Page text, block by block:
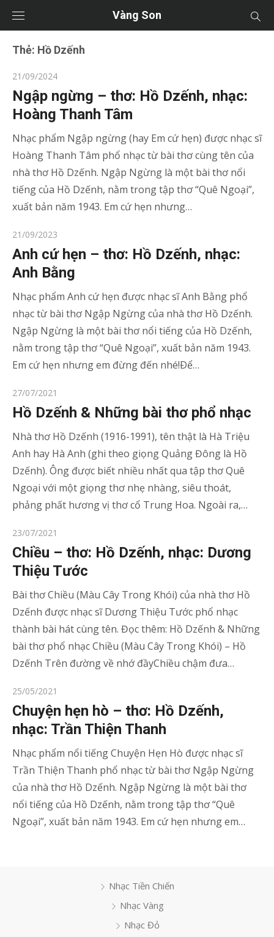
Vàng Son
Thẻ: Hồ Dzếnh
Posted
on
21/09/2024
Ngập ngừng – thơ: Hồ Dzếnh, nhạc:
Hoàng Thanh Tâm
Nhạc phẩm Ngập ngừng (hay Em cứ hẹn) được nhạc sĩ
Hoàng Thanh Tâm phổ nhạc từ bài thơ cùng tên của
nhà thơ Hồ Dzếnh. Ngập Ngừng là một bài thơ nổi
tiếng của Hồ Dzếnh, nằm trong tập thơ “Quê Ngoại”,
xuất bản năm 1943. Em cứ hẹn nhưng…
Posted
on
21/09/2023
Anh cứ hẹn – thơ: Hồ Dzếnh, nhạc:
Anh Bằng
Nhạc phẩm Anh cứ hẹn được nhạc sĩ Anh Bằng phổ
nhạc từ bài thơ Ngập Ngừng của nhà thơ Hồ Dzếnh.
Ngập Ngừng là một bài thơ nổi tiếng của Hồ Dzếnh,
nằm trong tập thơ “Quê Ngoại”, xuất bản năm 1943.
Em cứ hẹn nhưng em đừng đến nhé!Ðể…
Posted
on
27/07/2021
Hồ Dzếnh & Những bài thơ phổ nhạc
Nhà thơ Hồ Dzếnh (1916-1991), tên thật là Hà Triệu
Anh hay Hà Anh (ghi theo giọng Quảng Đông là Hồ
Dzếnh). Ông được biết nhiều nhất qua tập thơ Quê
Ngoại với một giọng thơ nhẹ nhàng, siêu thoát,
phảng phất hương vị thơ cổ Trung Hoa. Ngoài ra,…
Posted
on
23/07/2021
Chiều – thơ: Hồ Dzếnh, nhạc: Dương
Thiệu Tước
Bài thơ Chiều (Màu Cây Trong Khói) của nhà thơ Hồ
Dzếnh được nhạc sĩ Dương Thiệu Tước phổ nhạc
thành bài hát cùng tên. Đọc thêm: Hồ Dzếnh & Những
bài thơ phổ nhạc Chiều (Màu Cây Trong Khói) – Hồ
Dzếnh Trên đường về nhớ đầyChiều chậm đưa…
Posted
on
25/05/2021
Chuyện hẹn hò – thơ: Hồ Dzếnh,
nhạc: Trần Thiện Thanh
Nhạc phẩm nổi tiếng Chuyện Hẹn Hò được nhạc sĩ
Trần Thiện Thanh phổ nhạc từ bài thơ Ngập Ngừng
của nhà thơ Hồ Dzếnh. Ngập Ngừng là một bài thơ
nổi tiếng của Hồ Dzếnh, nằm trong tập thơ “Quê
Ngoại”, xuất bản năm 1943. Em cứ hẹn nhưng em…
Nhạc Tiền Chiến
Nhạc Vàng
Nhạc Đỏ